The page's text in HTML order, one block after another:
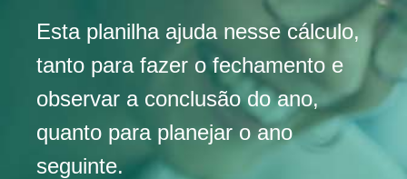
Esta planilha ajuda nesse cálculo,
tanto para fazer o fechamento e
observar a conclusão do ano,
quanto para planejar o ano
seguinte.